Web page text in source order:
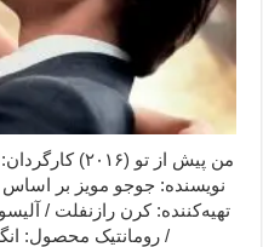
نویسنده: جوجو مویز بر اساس
تهیه‌کننده: کرن رازنفلت /
/ رومانتیک محصول: